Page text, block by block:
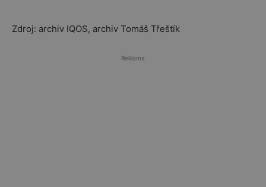
Zdroj: archiv IQOS, archiv Tomáš Třeštík
Reklama